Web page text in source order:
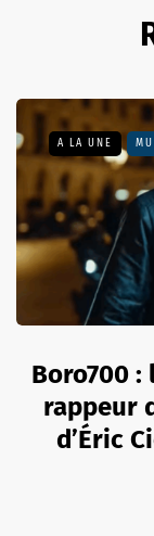
A LA UNE
Boro700
rappeur
d’Éric